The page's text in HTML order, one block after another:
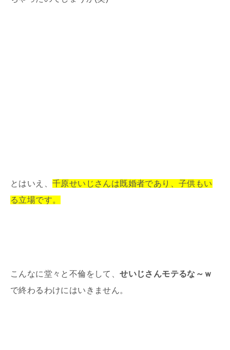
とはいえ、 千原せいじさんは既婚者であり、子供もい
る立場です。
こんなに堂々と不倫をして、せいじさんモテるな～ｗ
で終わるわけにはいきません。